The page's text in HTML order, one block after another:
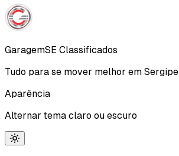
GaragemSE Classificados
Tudo para se mover melhor em Sergipe
Aparência
Alternar tema claro ou escuro